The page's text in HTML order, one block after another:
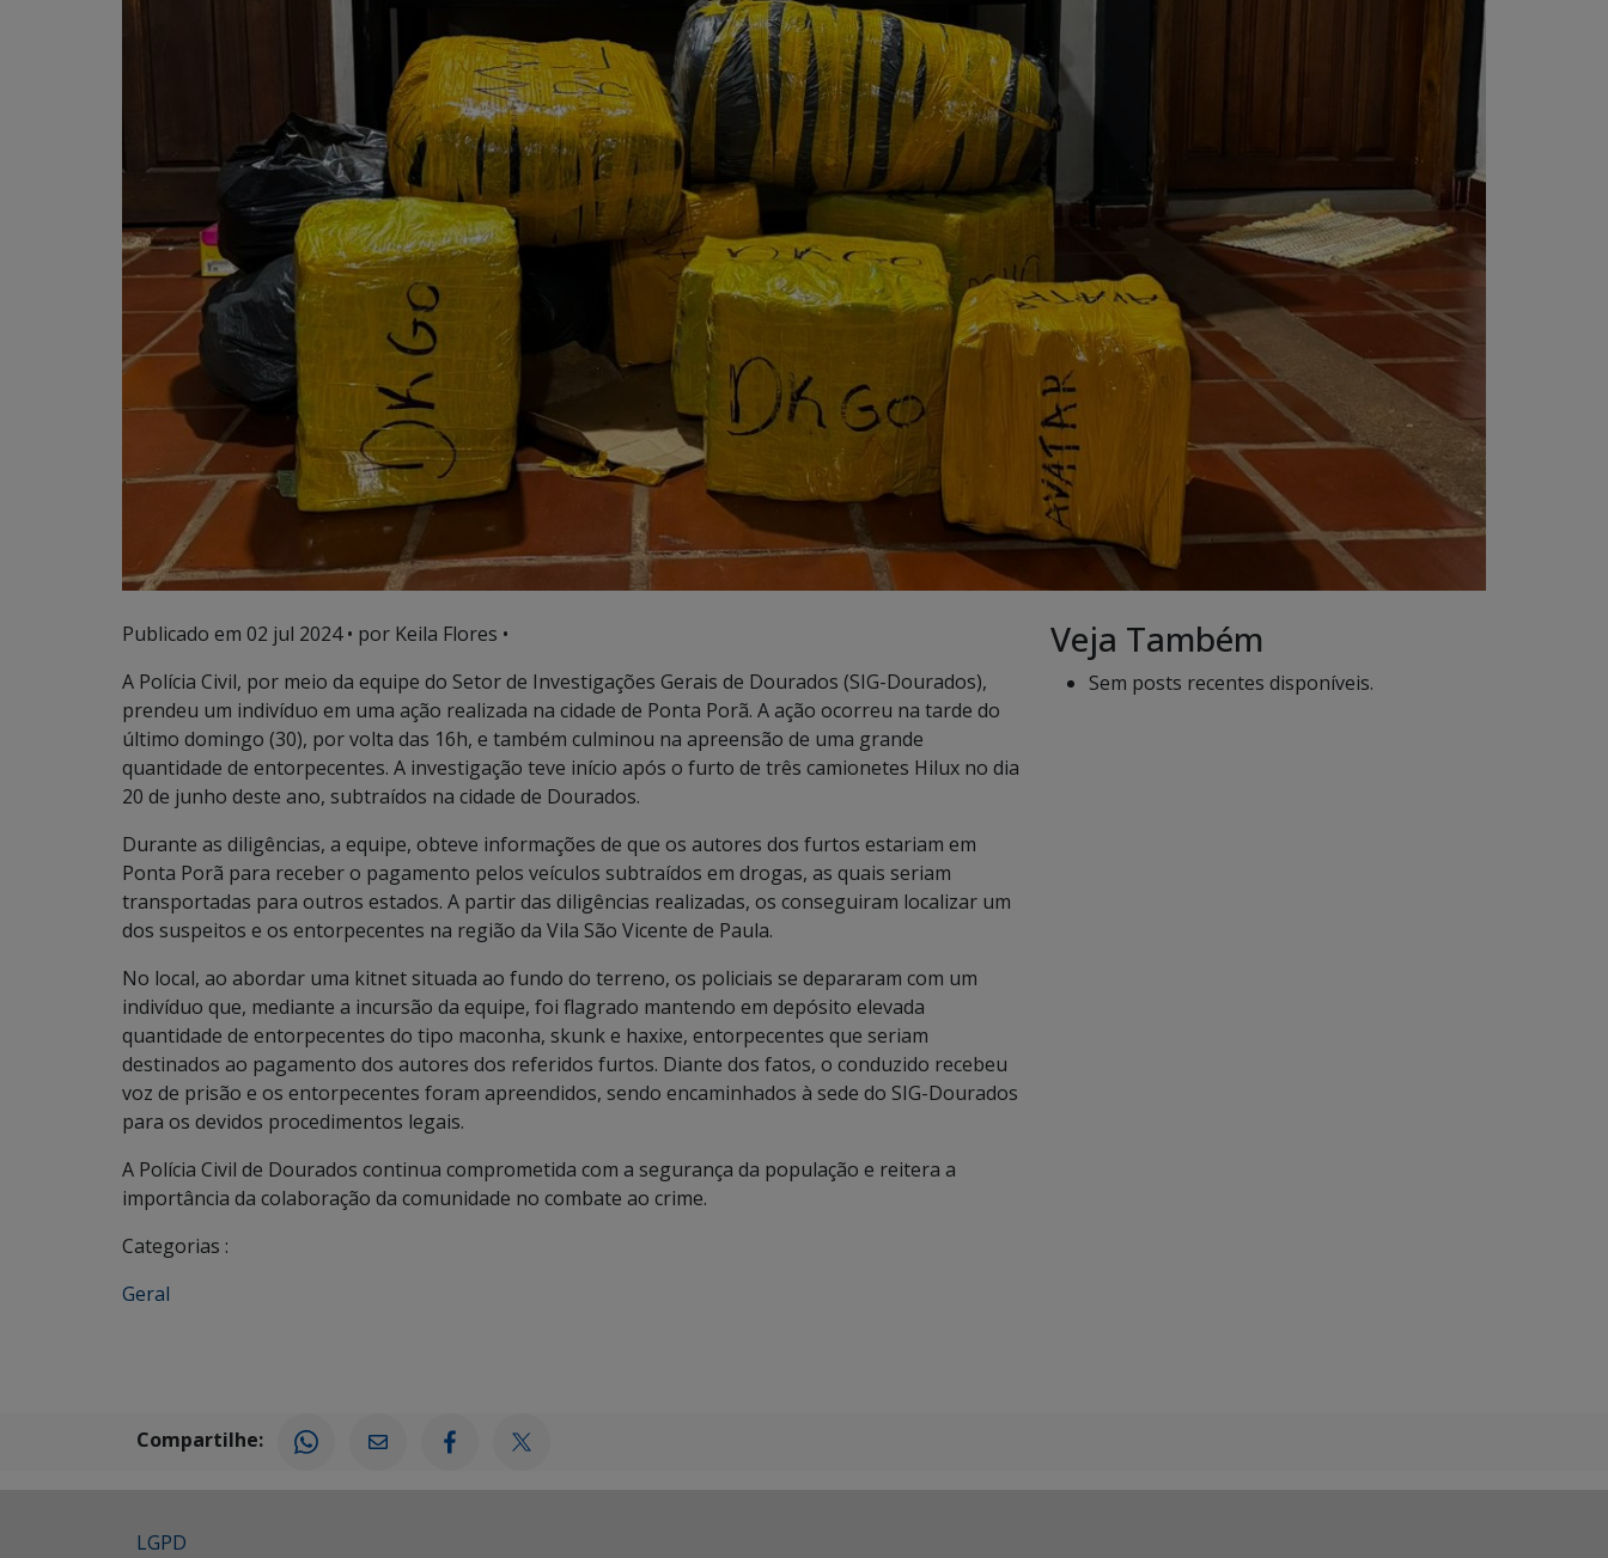
Publicado em 02 jul 2024• por Keila Flores •
A Polícia Civil, por meio da equipe do Setor de Investigações Gerais de Dourados (SIG-Dourados),
prendeu um indivíduo em uma ação realizada na cidade de Ponta Porã. A ação ocorreu na tarde do
último domingo (30), por volta das 16h, e também culminou na apreensão de uma grande
quantidade de entorpecentes. A investigação teve início após o furto de três camionetes Hilux no dia
20 de junho deste ano, subtraídos na cidade de Dourados.
Durante as diligências, a equipe, obteve informações de que os autores dos furtos estariam em
Ponta Porã para receber o pagamento pelos veículos subtraídos em drogas, as quais seriam
transportadas para outros estados. A partir das diligências realizadas, os conseguiram localizar um
dos suspeitos e os entorpecentes na região da Vila São Vicente de Paula.
No local, ao abordar uma kitnet situada ao fundo do terreno, os policiais se depararam com um
indivíduo que, mediante a incursão da equipe, foi flagrado mantendo em depósito elevada
quantidade de entorpecentes do tipo maconha, skunk e haxixe, entorpecentes que seriam
destinados ao pagamento dos autores dos referidos furtos. Diante dos fatos, o conduzido recebeu
voz de prisão e os entorpecentes foram apreendidos, sendo encaminhados à sede do SIG-Dourados
para os devidos procedimentos legais.
A Polícia Civil de Dourados continua comprometida com a segurança da população e reitera a
importância da colaboração da comunidade no combate ao crime.
Categorias :
Geral
Veja Também
Sem posts recentes disponíveis.
Compartilhe:
LGPD